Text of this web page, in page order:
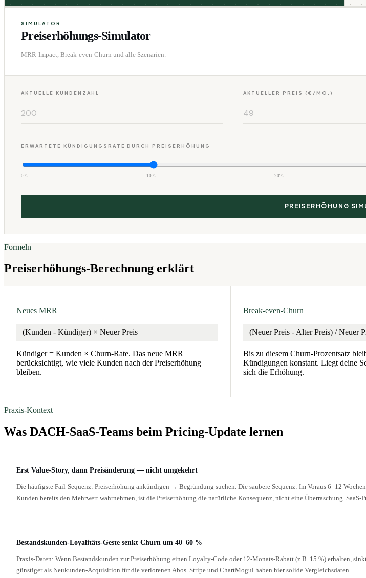
SIMULATOR
Preiserhöhungs-Simulator
MRR-Impact, Break-even-Churn und alle Szenarien.
AKTUELLE KUNDENZAHL AKTUELLER PREIS (€/MO.)
ERWARTETE KÜNDIGUNGSRATE DURCH PREISERHÖHUNG
0% 10% 20%
PREISERHÖHUNG
Formeln
Preiserhöhungs-Berechnung erklärt
Neues MRR
(Kunden - Kündiger) × Neuer Preis
Kündiger = Kunden × Churn-Rate. Das neue MRR
berücksichtigt, wie viele Kunden nach der Preiserhöhung
bleiben.
Break-even-Churn
(Neuer Preis - Alter Preis) / Neuer
Bis zu diesem Churn-Prozentsatz
Kündigungen konstant. Liegt deine
sich die Erhöhung.
Praxis-Kontext
Was DACH-SaaS-Teams beim Pricing-Update lernen
Erst Value-Story, dann Preisänderung — nicht umgekehrt
Die häufigste Fail-Sequenz: Preiserhöhung ankündigen → Begründung suchen. Die saubere Sequenz: Im Voraus 6–12
Kunden bereits den Mehrwert wahrnehmen, ist die Preiserhöhung die natürliche Konsequenz, nicht eine Überraschung.
Bestandskunden-Loyalitäts-Geste senkt Churn um 40–60 %
Praxis-Daten: Wenn Bestandskunden zur Preiserhöhung einen Loyalty-Code oder 12-Monats-Rabatt (z.B. 15 %) erhalten,
günstiger als Neukunden-Acquisition für die verlorenen Abos. Stripe und ChartMogul haben hier solide Vergleichsdaten.